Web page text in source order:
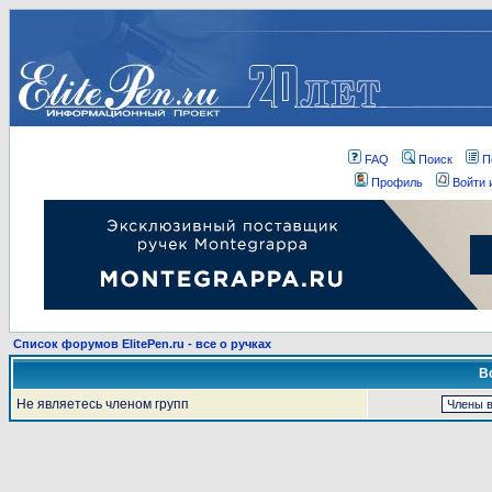
FAQ Поиск
Профиль
Войти
Список форумов ElitePen.ru - все о ручках
Не являетесь членом групп